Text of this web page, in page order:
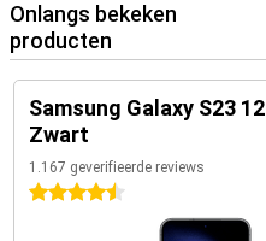
te houden.
Onlangs bekeken
producten
Samsung Galaxy S23
Zwart
1.167 geverifieerde reviews
4.5 sterren